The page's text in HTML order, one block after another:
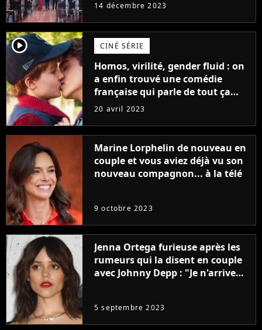
14 décembre 2023
player2 CINÉ SÉRIE
Homos, virilité, gender fluid : on
a enfin trouvé une comédie
française qui parle de tout ça
sans être super ringarde
20 avril 2023
Marine Lorphelin de nouveau en
couple et vous aviez déjà vu son
nouveau compagnon... à la télé
9 octobre 2023
Jenna Ortega furieuse après les
rumeurs qui la disent en couple
avec Johnny Depp : "Je n'arrive
5 septembre 2023